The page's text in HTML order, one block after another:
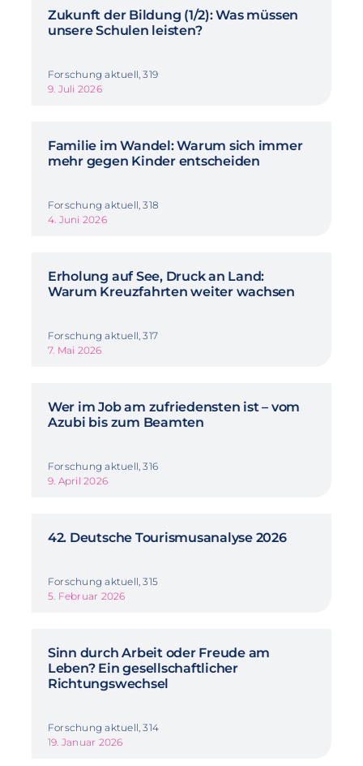
Zukunft der Bildung (1/2): Was müssen
unsere Schulen leisten?
Forschung aktuell, 319
9. Juli 2026
Familie im Wandel: Warum sich immer
mehr gegen Kinder entscheiden
Forschung aktuell, 318
4. Juni 2026
Erholung auf See, Druck an Land:
Warum Kreuzfahrten weiter wachsen
Forschung aktuell, 317
7. Mai 2026
Wer im Job am zufriedensten ist – vom
Azubi bis zum Beamten
Forschung aktuell, 316
9. April 2026
42. Deutsche Tourismusanalyse 2026
Forschung aktuell, 315
5. Februar 2026
Sinn durch Arbeit oder Freude am
Leben? Ein gesellschaftlicher
Richtungswechsel
Forschung aktuell, 314
19. Januar 2026